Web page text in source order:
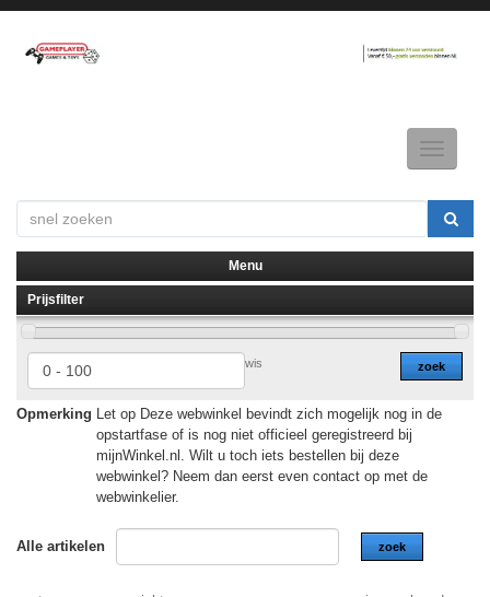
Toggle
▼
▼
Menu
Prijsfilter
zoek
wis
Opmerking Let op Deze webwinkel bevindt zich mogelijk nog in de
opstartfase of is nog niet officieel geregistreerd bij
mijnWinkel.nl. Wilt u toch iets bestellen bij deze
webwinkel? Neem dan eerst even contact op met de
webwinkelier.
Alle artikelen zoek